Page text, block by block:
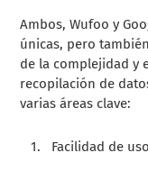
Ambos, Wufoo y
únicas, pero
de la complejidad y
recopilación de
varias áreas clave:
Facilidad de uso